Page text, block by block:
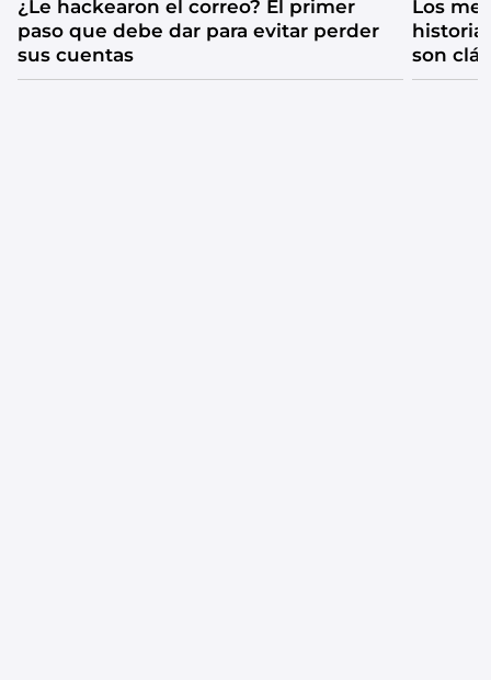
¿Le hackearon el correo? El primer
paso que debe dar para evitar perder
sus cuentas
Los
historia
son